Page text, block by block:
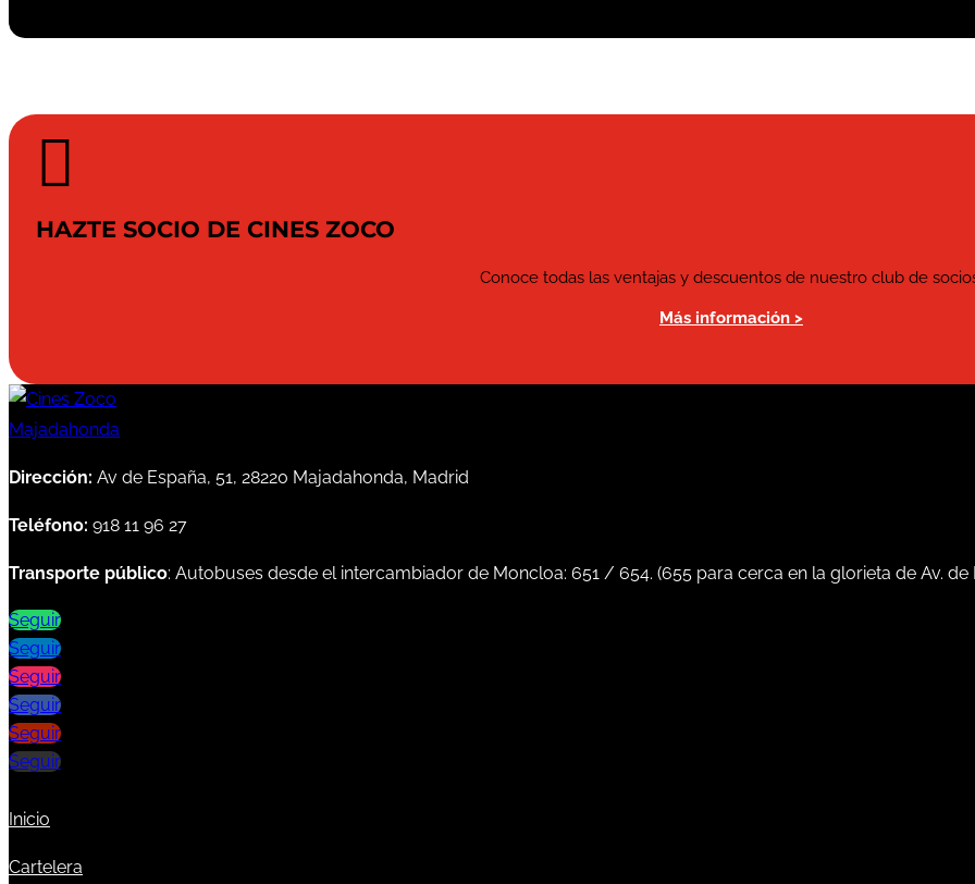

HAZTE SOCIO DE CINES ZOCO
Conoce todas las ventajas y descuentos de nuestro club de
Más información >
Dirección: Av de España, 51, 28220 Majadahonda, Madrid
Teléfono: 918 11 96 27
Transporte público: Autobuses desde el intercambiador de Moncloa: 651 / 654. (655 para cerca en la glorieta de Av. de
Seguir
Seguir
Seguir
Seguir
Seguir
Seguir
Inicio
Cartelera